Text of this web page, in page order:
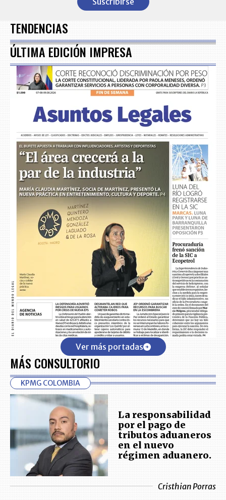
TENDENCIAS
ÚLTIMA EDICIÓN IMPRESA
Ver más portadas
MÁS CONSULTORIO
KPMG COLOMBIA
La responsabilidad
por el pago de
tributos aduaneros
en el nuevo
régimen aduanero.
Cristhian Porras